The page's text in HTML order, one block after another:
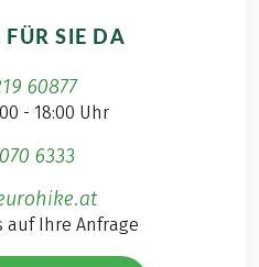
SIE DA
60877
- 18:00 Uhr
6333
auf Ihre Anfrage